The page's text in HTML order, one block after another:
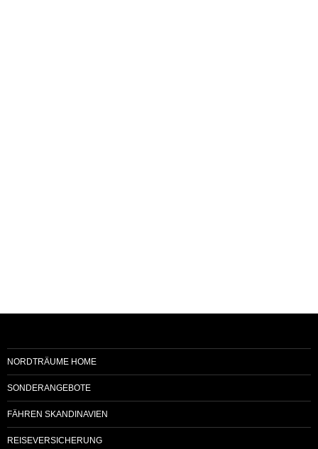
NORDTRÄUME HOME
SONDERANGEBOTE
FÄHREN SKANDINAVIEN
REISEVERSICHERUNG